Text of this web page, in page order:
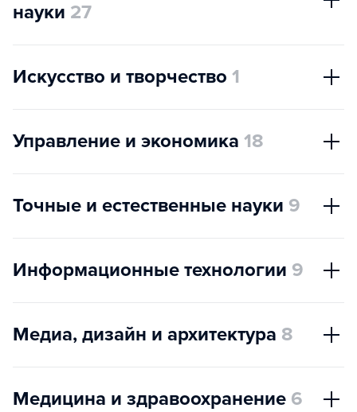
науки 27
Искусство и творчество 1
Управление и экономика 18
Точные и естественные науки 9
Информационные технологии 9
Медиа, дизайн и архитектура 8
Медицина и здравоохранение 6